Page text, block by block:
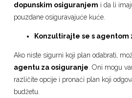
dopunskim osiguranjem i da li
pouzdane osiguravajuće kuće.
Konzultirajte se s agentom
Ako niste sigurni koji plan odabrati,
agentu za osiguranje . Oni mogu
različite opcije i pronaći plan koji
budžetu.